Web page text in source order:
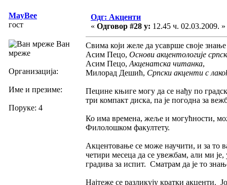
MayBee
гост
Ван
мреже
Организација:
Име и презиме:
Поруке: 4
Одг: Акценти
« Одговор #28 у: 12.45 ч. 02.03.2009. »
Свима који желе да усаврше своје
Асим Пецо, Основи акцентологије
Асим Пецо, Акценатска читанка,
Милорад Дешић, Српски акценти с
Пецине књиге могу да се нађу по
три компакт диска, па је погодна за
Ко има времена, жеље и могућности,
Филолошком факултету.
Акцентовање се може научити, и за то
четири месеца да се увежбам, али ми
градива за испит. Сматрам да је то
Најтеже се разликују кратки акценти.